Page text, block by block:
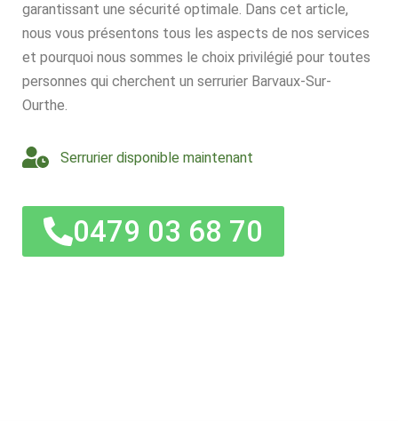
garantissant une sécurité optimale. Dans cet article,
nous vous présentons tous les aspects de nos services
et pourquoi nous sommes le choix privilégié pour toutes
personnes qui cherchent un serrurier Barvaux-Sur-
Ourthe.
Serrurier disponible maintenant
0479 03 68 70